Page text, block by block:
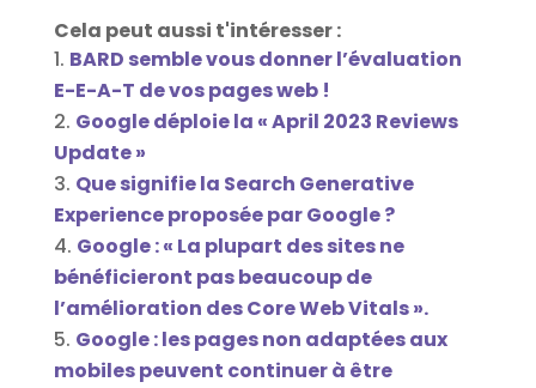
Cela peut aussi t'intéresser :
BARD semble vous donner l’évaluation
E-E-A-T de vos pages web !
Google déploie la « April 2023 Reviews
Update »
Que signifie la Search Generative
Experience proposée par Google ?
Google : « La plupart des sites ne
bénéficieront pas beaucoup de
l’amélioration des Core Web Vitals ».
Google : les pages non adaptées aux
mobiles peuvent continuer à être